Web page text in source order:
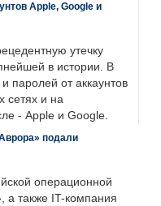
Apple, Google и
утечку
в истории. В
паролей от аккаунтов
сетях и на
- Apple и Google.
подали
операционной
также IT-компания